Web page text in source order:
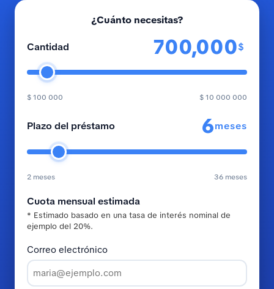
¿Cuánto necesitas?
Cantidad $
$ 100 000 $ 10 000 000
Plazo del préstamo meses
2 meses 36 meses
Cuota mensual estimada
* Estimado basado en una tasa de interés nominal de
ejemplo del 20%.
Correo electrónico